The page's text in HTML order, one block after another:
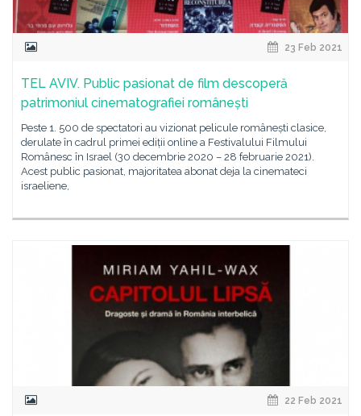
23 Feb 2021
TEL AVIV. Public pasionat de film descoperă
patrimoniul cinematografiei românești
Peste 1. 500 de spectatori au vizionat pelicule românești clasice,
derulate în cadrul primei ediții online a Festivalului Filmului
Românesc în Israel (30 decembrie 2020 – 28 februarie 2021).
Acest public pasionat, majoritatea abonat deja la cinemateci
israeliene,
22 Feb 2021